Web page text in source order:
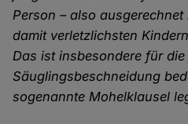
Person – also
damit verletzlichsten
Das ist insbesondere für
Säuglingsbeschneidung
sogenannte Mohelklausel